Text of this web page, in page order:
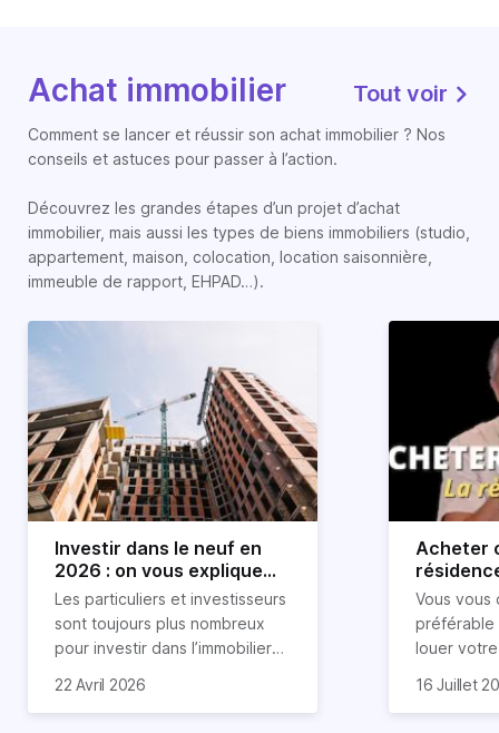
Achat immobilier Tout voir
Comment se lancer et réussir son achat immobilier ? Nos
conseils et astuces pour passer à l’action.
Découvrez les grandes étapes d’un projet d’achat
immobilier, mais aussi les types de biens immobiliers (studio,
appartement, maison, colocation, location saisonnière,
immeuble de rapport, EHPAD…).
Investir dans le neuf en
2026 : on vous explique
tout !
Les particuliers et investisseurs
sont toujours plus nombreux
pour investir dans l’immobilier
nombreux avantages à choisir
22 Avril 2026
Acheter
règle
révélée
Vous vous
préférable
louer
expert en
16 Juillet